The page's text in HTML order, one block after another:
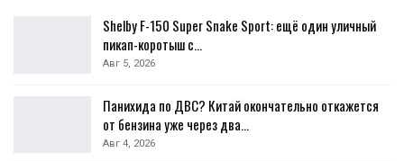
Shelby F-150 Super Snake Sport: ещё один уличный
пикап-коротыш с…
Авг 5, 2026
Панихида по ДВС? Китай окончательно откажется
от бензина уже через два…
Авг 4, 2026